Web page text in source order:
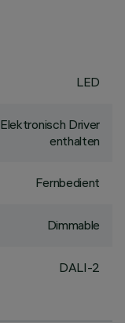
LED
Elektronisch Driver
enthalten
Fernbedient
Dimmable
DALI-2